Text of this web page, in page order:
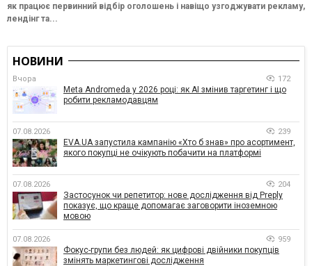
як працює первинний відбір оголошень і навіщо узгоджувати рекламу,
лендінг та...
НОВИНИ
Вчора 172
Meta Andromeda у 2026 році: як AI змінив таргетинг і що
робити рекламодавцям
07.08.2026 239
EVA.UA запустила кампанію «Хто б знав» про асортимент,
якого покупці не очікують побачити на платформі
07.08.2026 204
Застосунок чи репетитор: нове дослідження від Preply
показує, що краще допомагає заговорити іноземною
мовою
07.08.2026 959
Фокус-групи без людей: як цифрові двійники покупців
змінять маркетингові дослідження